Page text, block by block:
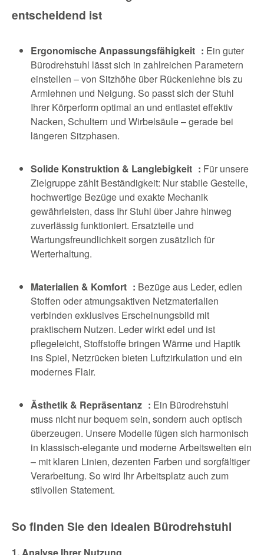
entscheidend ist
Ergonomische Anpassungsfähigkeit : Ein guter
Bürodrehstuhl lässt sich in zahlreichen Parametern
einstellen – von Sitzhöhe über Rückenlehne bis zu
Armlehnen und Neigung. So passt sich der Stuhl
Ihrer Körperform optimal an und entlastet effektiv
Nacken, Schultern und Wirbelsäule – gerade bei
längeren Sitzphasen.
Solide Konstruktion & Langlebigkeit : Für unsere
Zielgruppe zählt Beständigkeit: Nur stabile Gestelle,
hochwertige Bezüge und exakte Mechanik
gewährleisten, dass Ihr Stuhl über Jahre hinweg
zuverlässig funktioniert. Ersatzteile und
Wartungsfreundlichkeit sorgen zusätzlich für
Werterhaltung.
Materialien & Komfort : Bezüge aus Leder, edlen
Stoffen oder atmungsaktiven Netzmaterialien
verbinden exklusives Erscheinungsbild mit
praktischem Nutzen. Leder wirkt edel und ist
pflegeleicht, Stoffstoffe bringen Wärme und Haptik
ins Spiel, Netzrücken bieten Luftzirkulation und ein
modernes Flair.
Ästhetik & Repräsentanz : Ein Bürodrehstuhl
muss nicht nur bequem sein, sondern auch optisch
überzeugen. Unsere Modelle fügen sich harmonisch
in klassisch-elegante und moderne Arbeitswelten ein
– mit klaren Linien, dezenten Farben und sorgfältiger
Verarbeitung. So wird Ihr Arbeitsplatz auch zum
stilvollen Statement.
So finden Sie den idealen Bürodrehstuhl
1. Analyse Ihrer Nutzung